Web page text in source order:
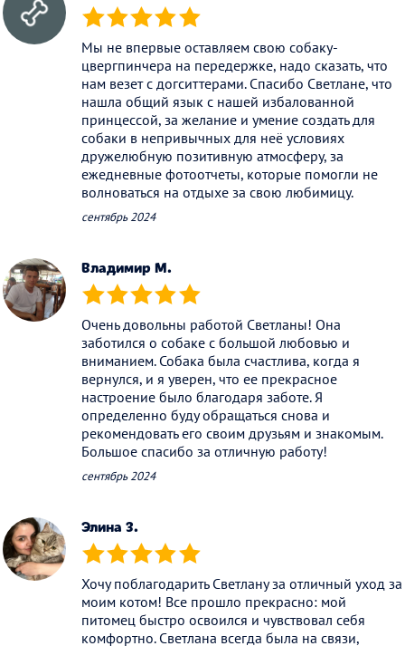
(*) (*) (*) (*) (*)
Мы не впервые оставляем свою собаку-
цвергпинчера на передержке, надо сказать, что
нам везет с догситтерами. Спасибо Светлане, что
нашла общий язык с нашей избалованной
принцессой, за желание и умение создать для
собаки в непривычных для неё условиях
дружелюбную позитивную атмосферу, за
ежедневные фотоотчеты, которые помогли не
волноваться на отдыхе за свою любимицу.
сентябрь 2024
Владимир М.
(*) (*) (*) (*) (*)
Очень довольны работой Светланы! Она
заботился о собаке с большой любовью и
вниманием. Собака была счастлива, когда я
вернулся, и я уверен, что ее прекрасное
настроение было благодаря заботе. Я
определенно буду обращаться снова и
рекомендовать его своим друзьям и знакомым.
Большое спасибо за отличную работу!
сентябрь 2024
Элина З.
(*) (*) (*) (*) (*)
Хочу поблагодарить Светлану за отличный уход за
моим котом! Все прошло прекрасно: мой
питомец быстро освоился и чувствовал себя
комфортно. Светлана всегда была на связи,